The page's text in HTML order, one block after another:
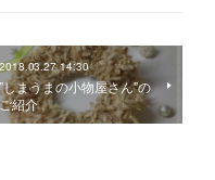
2018.03.27 14:30
”しまうまの小物屋さん”の
ご紹介